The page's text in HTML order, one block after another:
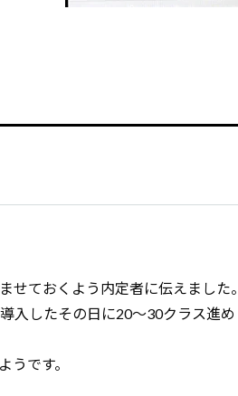
ておくよう内定者に伝えました。
入したその日に20～30クラス進め
です。